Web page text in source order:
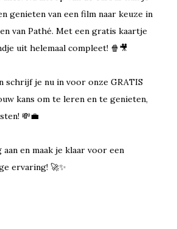
genieten van een film naar keuze in
van Pathé. Met een gratis kaartje
uit helemaal compleet! 🍿🎥
schrijf je nu in voor onze GRATIS
kans om te leren en te genieten,
💸💼
aan en maak je klaar voor een
ervaring! 🚀✨